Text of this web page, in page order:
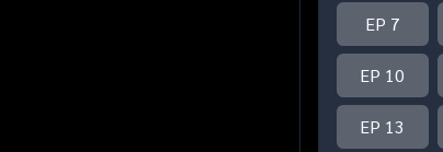
EP 7
EP 10
EP 13